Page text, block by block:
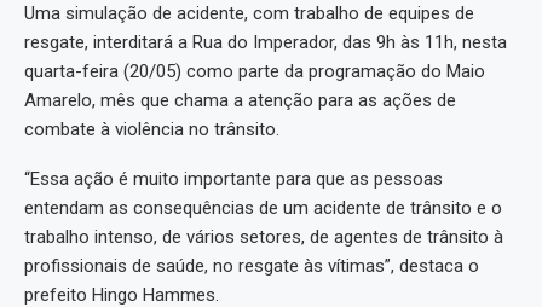
Uma simulação de acidente, com trabalho de equipes de
resgate, interditará a Rua do Imperador, das 9h às 11h, nesta
quarta-feira (20/05) como parte da programação do Maio
Amarelo, mês que chama a atenção para as ações de
combate à violência no trânsito.
“Essa ação é muito importante para que as pessoas
entendam as consequências de um acidente de trânsito e o
trabalho intenso, de vários setores, de agentes de trânsito à
profissionais de saúde, no resgate às vítimas”, destaca o
prefeito Hingo Hammes.